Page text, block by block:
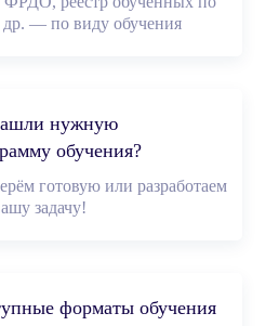
— по виду обучения
нужную
обучения?
готовую или разработаем
задачу!
форматы обучения